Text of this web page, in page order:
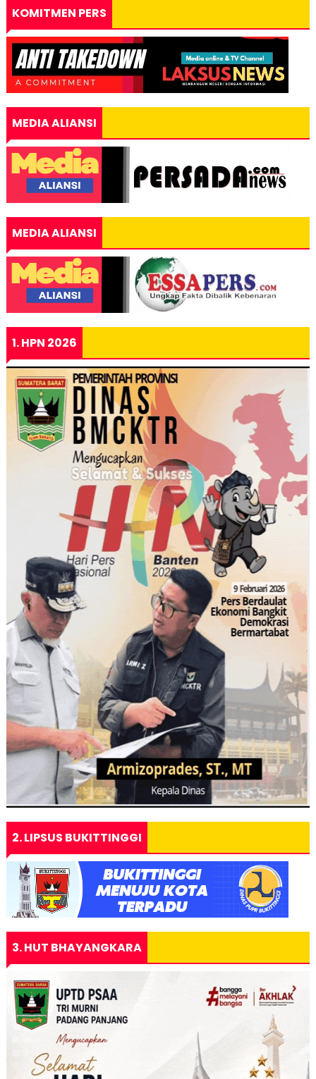
KOMITMEN PERS
MEDIA ALIANSI
MEDIA ALIANSI
1. HPN 2026
2. LIPSUS BUKITTINGGI
3. HUT BHAYANGKARA